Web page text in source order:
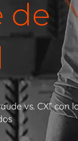
de
vs. CX” con